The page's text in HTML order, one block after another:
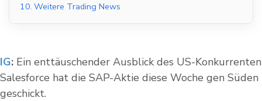
10. Weitere Trading News
IG: Ein enttäuschender Ausblick des US-Konkurrenten
Salesforce hat die SAP-Aktie diese Woche gen Süden
geschickt.